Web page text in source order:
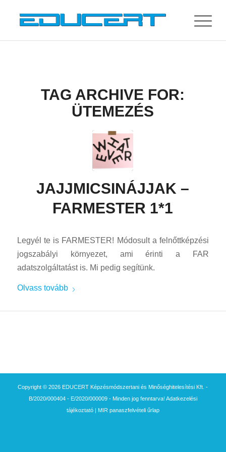
TAG ARCHIVE FOR:
ÜTEMEZÉS
JAJJMICSINÁJJAK –
FARMESTER 1*1
Legyél te is FARMESTER! Módosult a felnőttképzési
jogszabályi környezet, ami érinti a FAR
adatszolgáltatást is. Mi pedig segítünk.
Olvass tovább
Copyright © 2026 EDUCERT Képzésmódszertani és Minőséghitelesítési Kft. -
B/2020/000404 - E/2020/000009 - Minden jog fenntarva! Adatkezelési
tájékoztató| MIR panaszfelvételi űrlap